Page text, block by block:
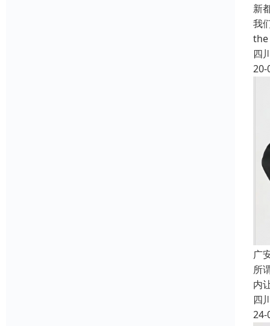
新
我
四
20-
广
所
内
四
24-